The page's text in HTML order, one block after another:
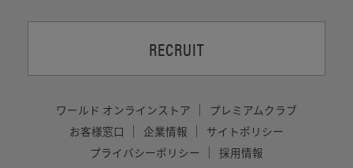
RECRUIT
ワールド オンラインストア
プレミアムクラブ
お客様窓口
企業情報
サイトポリシー
プライバシーポリシー
採用情報